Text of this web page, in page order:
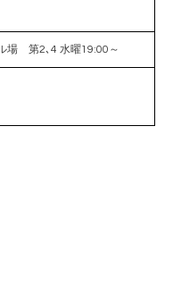
場 第2､4 水曜19:00～